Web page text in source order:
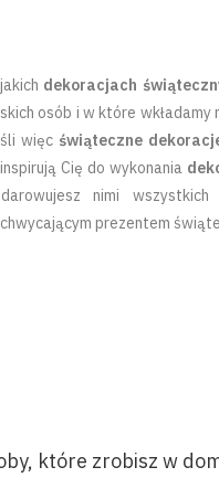
dekoracjach
osób i w które
więc świąteczne
Cię do wykonania
nimi
prezentem
które zrobisz w